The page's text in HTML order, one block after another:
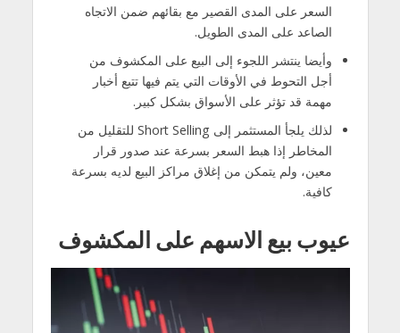
السعر على المدى القصير مع بقائهم ضمن الاتجاه
الصاعد على المدى الطويل.
وأيضا ينتشر اللجوء إلى البيع على المكشوف من
أجل التحوط في الأوقات التي يتم فيها تتبع أخبار
مهمة قد تؤثر على الأسواق بشكل كبير.
لذلك يلجأ المستثمر إلى Short Selling للتقليل من
المخاطر إذا هبط السعر بسرعة عند صدور قرار
معين، ولم يتمكن من إغلاق مراكز البيع لديه بسرعة
كافية.
عيوب بيع الاسهم على المكشوف